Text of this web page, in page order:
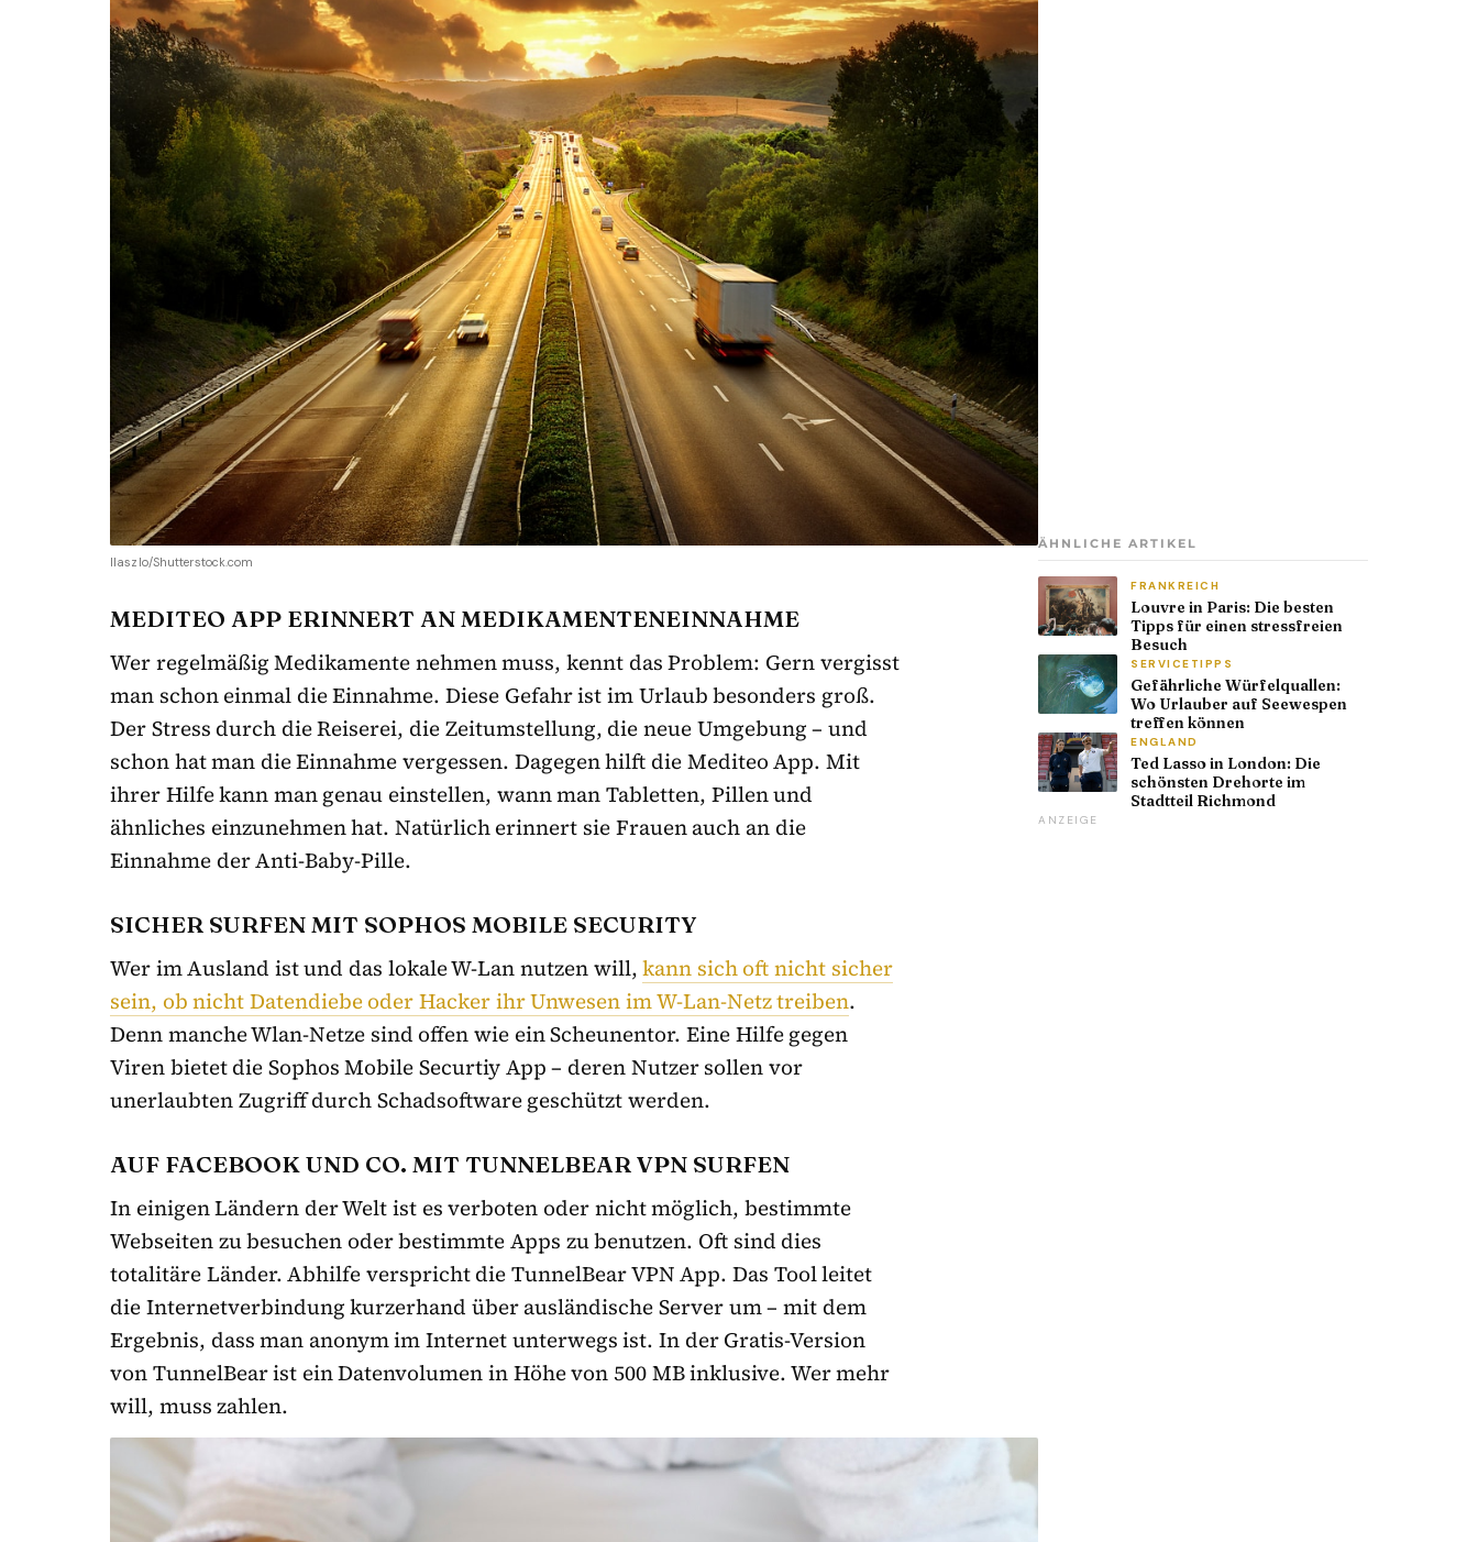
llaszlo/Shutterstock.com
MEDITEO APP ERINNERT AN MEDIKAMENTENEINNAHME
Wer regelmäßig Medikamente nehmen muss, kennt das Problem: Gern vergisst
man schon einmal die Einnahme. Diese Gefahr ist im Urlaub besonders groß.
Der Stress durch die Reiserei, die Zeitumstellung, die neue Umgebung – und
schon hat man die Einnahme vergessen. Dagegen hilft die Mediteo App. Mit
ihrer Hilfe kann man genau einstellen, wann man Tabletten, Pillen und
ähnliches einzunehmen hat. Natürlich erinnert sie Frauen auch an die
Einnahme der Anti-Baby-Pille.
SICHER SURFEN MIT SOPHOS MOBILE SECURITY
Wer im Ausland ist und das lokale W-Lan nutzen will,kann sich oft nicht sicher
sein, ob nicht Datendiebe oder Hacker ihr Unwesen im W-Lan-Netz treiben.
Denn manche Wlan-Netze sind offen wie ein Scheunentor. Eine Hilfe gegen
Viren bietet die Sophos Mobile Securtiy App – deren Nutzer sollen vor
unerlaubten Zugriff durch Schadsoftware geschützt werden.
AUF FACEBOOK UND CO. MIT TUNNELBEAR VPN SURFEN
In einigen Ländern der Welt ist es verboten oder nicht möglich, bestimmte
Webseiten zu besuchen oder bestimmte Apps zu benutzen. Oft sind dies
totalitäre Länder. Abhilfe verspricht die TunnelBear VPN App. Das Tool leitet
die Internetverbindung kurzerhand über ausländische Server um – mit dem
Ergebnis, dass man anonym im Internet unterwegs ist. In der Gratis-Version
von TunnelBear ist ein Datenvolumen in Höhe von 500 MB inklusive. Wer mehr
will, muss zahlen.
ÄHNLICHE ARTIKEL
FRANKREICH
Louvre in Paris: Die besten
Tipps für einen stressfreien
Besuch
SERVICETIPPS
Gefährliche Würfelquallen:
Wo Urlauber auf Seewespen
treffen können
ENGLAND
Ted Lasso in London: Die
schönsten Drehorte im
Stadtteil Richmond
ANZEIGE